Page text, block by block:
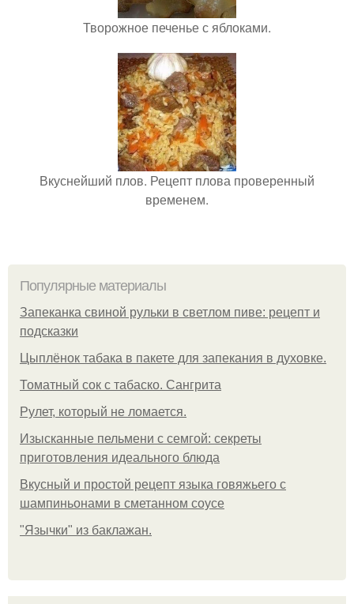
Творожное печенье с яблоками.
Вкуснейший плов. Рецепт плова проверенный
временем.
Популярные материалы
Запеканка свиной рульки в светлом пиве: рецепт и
подсказки
Цыплёнок табака в пакете для запекания в духовке.
Томатный сок с табаско. Сангрита
Рулет, который не ломается.
Изысканные пельмени с семгой: секреты
приготовления идеального блюда
Вкусный и простой рецепт языка говяжьего с
шампиньонами в сметанном соусе
"Язычки" из баклажан.